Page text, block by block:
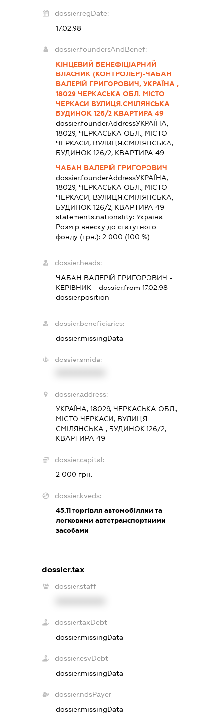
dossier.regDate:
17.02.98
dossier.foundersAndBenef:
КІНЦЕВИЙ БЕНЕФІЦІАРНИЙ
ВЛАСНИК (КОНТРОЛЕР)-ЧАБАН
ВАЛЕРІЙ ГРИГОРОВИЧ, УКРАЇНА ,
18029 ЧЕРКАСЬКА ОБЛ. МІСТО
ЧЕРКАСИ ВУЛИЦЯ.СМІЛЯНСЬКА
БУДИНОК 126/2 КВАРТИРА 49
dossier.founderAddressУКРАЇНА,
18029, ЧЕРКАСЬКА ОБЛ., МІСТО
ЧЕРКАСИ, ВУЛИЦЯ.СМІЛЯНСЬКА,
БУДИНОК 126/2, КВАРТИРА 49
ЧАБАН ВАЛЕРІЙ ГРИГОРОВИЧ
dossier.founderAddressУКРАЇНА,
18029, ЧЕРКАСЬКА ОБЛ., МІСТО
ЧЕРКАСИ, ВУЛИЦЯ.СМІЛЯНСЬКА,
БУДИНОК 126/2, КВАРТИРА 49
statements.nationality: Україна
Розмір внеску до статутного
фонду (грн.): 2 000 (100 %)
dossier.heads:
ЧАБАН ВАЛЕРІЙ ГРИГОРОВИЧ -
КЕРІВНИК- dossier.from 17.02.98
dossier.position -
dossier.beneficiaries:
dossier.missingData
dossier.smida:
dossier.address:
УКРАЇНА, 18029, ЧЕРКАСЬКА ОБЛ.,
МІСТО ЧЕРКАСИ, ВУЛИЦЯ
СМІЛЯНСЬКА , БУДИНОК 126/2,
КВАРТИРА 49
dossier.capital:
2 000 грн.
dossier.kveds:
45.11торгівля автомобілями та
легковими автотранспортними
засобами
dossier.tax
dossier.staff
dossier.taxDebt
dossier.missingData
dossier.esvDebt
dossier.missingData
dossier.ndsPayer
dossier.missingData